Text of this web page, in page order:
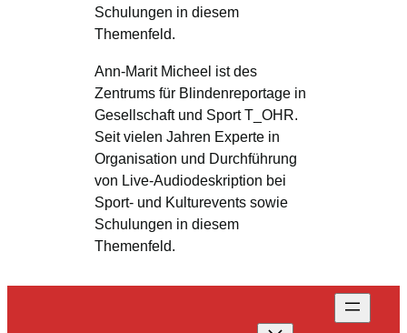
Schulungen in diesem
Themenfeld.
Ann-Marit Micheel ist des
Zentrums für Blindenreportage in
Gesellschaft und Sport T_OHR.
Seit vielen Jahren Experte in
Organisation und Durchführung
von Live-Audiodeskription bei
Sport- und Kulturevents sowie
Schulungen in diesem
Themenfeld.